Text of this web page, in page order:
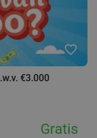
favorite_border
€3.000
Gratis